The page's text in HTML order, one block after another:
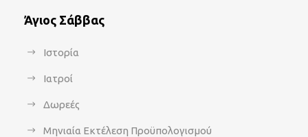
Άγιος Σάββας
Ιστορία
Ιατροί
Δωρεές
Μηνιαία Εκτέλεση Προϋπολογισμού